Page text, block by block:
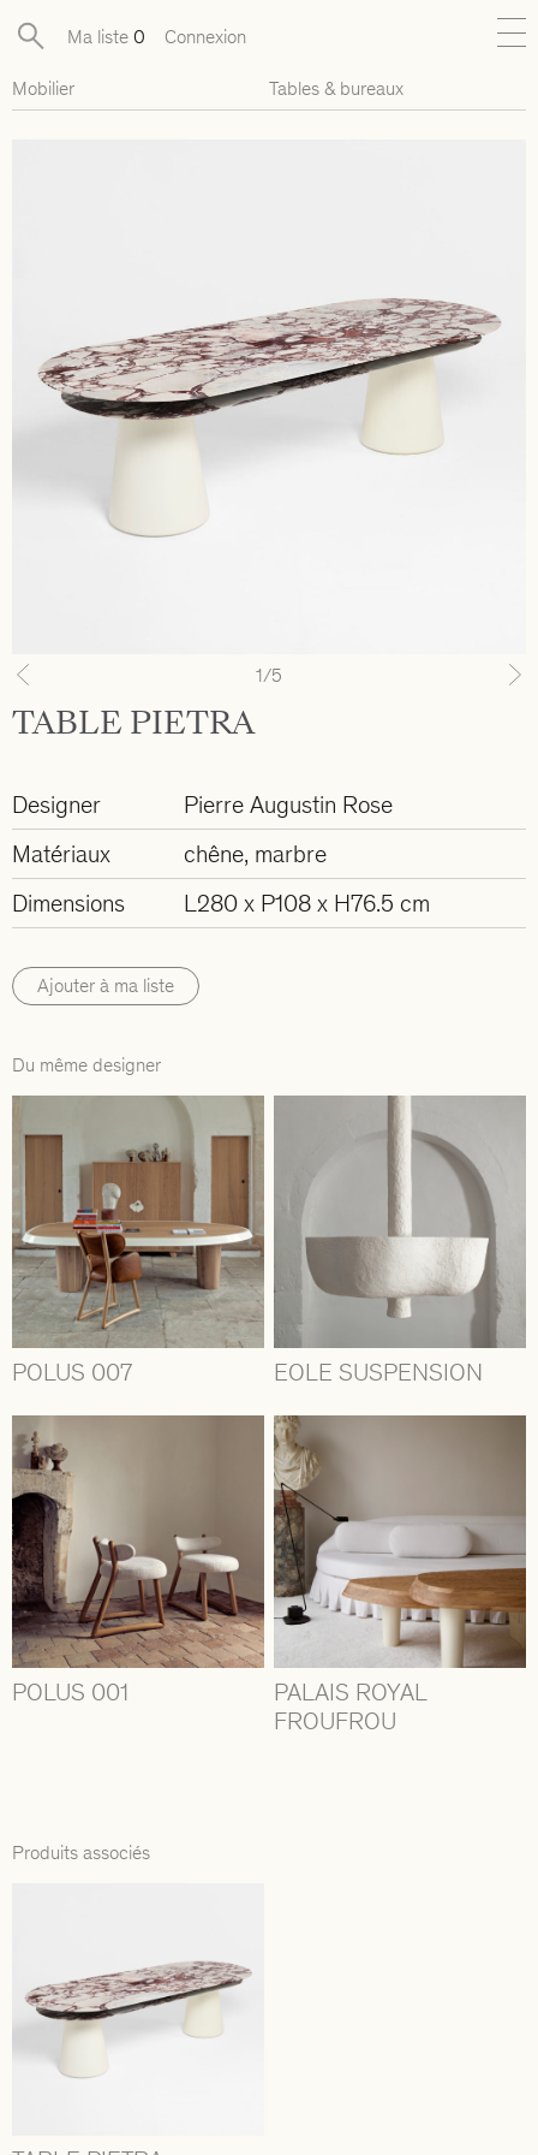
Nouveautés
Designers
Journal
Contact Presse
Mobilier Tables & bureaux
Previous 1/5
TABLE PIETRA
Designer
Pierre Augustin Rose
Matériaux
chêne, marbre
Dimensions
L280 x P108 x H76.5 cm
Ajouter à ma liste
Du même designer
POLUS 007 EOLE SUSPENSION
POLUS 001
PALAIS ROYAL
FROUFROU
Produits associés
Ma liste 0 Connexion